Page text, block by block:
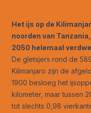
Het ijs op de
noorden van
2050 helemaal
De gletsjers rond de
Kilimanjaro zijn de
1900 besloeg het
kilometer, maar tussen
tot slechts 0,98